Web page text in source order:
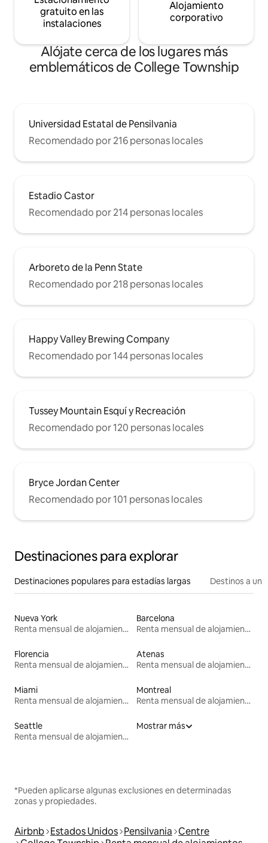
gratuito en las
instalaciones
Alojamiento
corporativo
Alójate cerca de los lugares más
emblemáticos de College Township
Universidad Estatal de Pensilvania
Recomendado por 216 personas locales
Estadio Castor
Recomendado por 214 personas locales
Arboreto de la Penn State
Recomendado por 218 personas locales
Happy Valley Brewing Company
Recomendado por 144 personas locales
Tussey Mountain Esquí y Recreación
Recomendado por 120 personas locales
Bryce Jordan Center
Recomendado por 101 personas locales
Destinaciones para explorar
Destinaciones populares para estadías largas Destinos a un
Nueva York
Renta mensual de alojamientos
Barcelona
Renta mensual de alojamientos
Florencia
Renta mensual de alojamientos
Atenas
Renta mensual de alojamientos
Miami
Renta mensual de alojamientos
Montreal
Renta mensual de alojamientos
Seattle
Renta mensual de alojamientos
Mostrar más
*Pueden aplicarse algunas exclusiones en determinadas
zonas y propiedades.
Airbnb Estados Unidos Pensilvania Centre